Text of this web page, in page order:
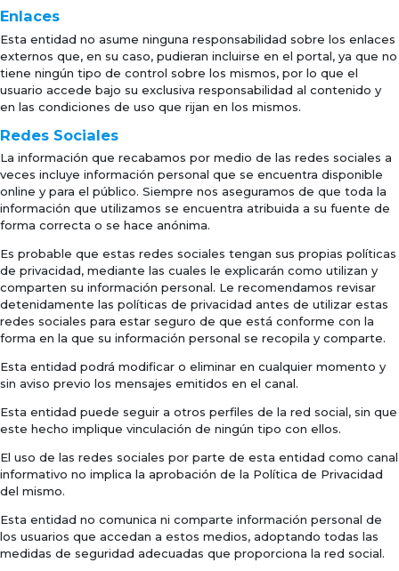
Enlaces
Esta entidad no asume ninguna responsabilidad sobre los enlaces
externos que, en su caso, pudieran incluirse en el portal, ya que no
tiene ningún tipo de control sobre los mismos, por lo que el
usuario accede bajo su exclusiva responsabilidad al contenido y
en las condiciones de uso que rijan en los mismos.
Redes Sociales
La información que recabamos por medio de las redes sociales a
veces incluye información personal que se encuentra disponible
online y para el público. Siempre nos aseguramos de que toda la
información que utilizamos se encuentra atribuida a su fuente de
forma correcta o se hace anónima.
Es probable que estas redes sociales tengan sus propias políticas
de privacidad, mediante las cuales le explicarán como utilizan y
comparten su información personal. Le recomendamos revisar
detenidamente las políticas de privacidad antes de utilizar estas
redes sociales para estar seguro de que está conforme con la
forma en la que su información personal se recopila y comparte.
Esta entidad podrá modificar o eliminar en cualquier momento y
sin aviso previo los mensajes emitidos en el canal.
Esta entidad puede seguir a otros perfiles de la red social, sin que
este hecho implique vinculación de ningún tipo con ellos.
El uso de las redes sociales por parte de esta entidad como canal
informativo no implica la aprobación de la Política de Privacidad
del mismo.
Esta entidad no comunica ni comparte información personal de
los usuarios que accedan a estos medios, adoptando todas las
medidas de seguridad adecuadas que proporciona la red social.